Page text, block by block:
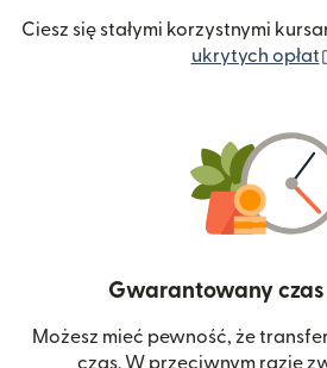
Ciesz się stałymi korzystnymi
ukrytych opłat
Gwarantowany
Możesz mieć pewność, że
czas. W przeciwnym razie